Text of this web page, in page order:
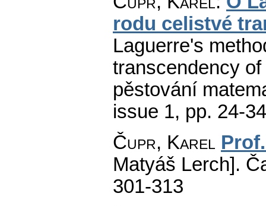
rodu celistvé
Laguerre's
transcendency
pěstování
issue 1, pp. 24-34
Čupr, Karel
Matyáš Lerch].
301-313